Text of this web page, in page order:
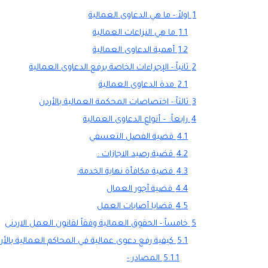
1 اولاً:- ما هي الدعاوى العمالية
1.1 ما هي النزاعات العمالية
1.2 أهمية الدعاوى العمالية
2 ثانياً:- الإجراءات الخاصة برفع الدعاوى العمالية
2.1 مدة الدعاوى العمالية
3 ثالثاً:- اختصاصات المحكمة العمالية بالأردن
4 رابعاً: – أنواع الدعاوى العمالية
4.1 قضية الفصل التعسفي
4.2 قضية رصيد الاجازات :
4.3 قضية مكافأة نهاية الخدمة:
4.4 قضية أجور العمال
4.5 قضايا أصابات العمل
5 خامساً:- الحقوق العمالية وفقاً لقانون العمل الاردنى
5.1 كيفية رفع دعوى عمالية في المحاكم العمالية بالأردن
5.1.1 المصادر:-